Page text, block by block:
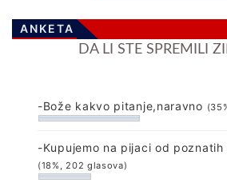
ANKETA
DA LI STE SPREMILI
-Bože kakvo pitanje,naravno
-Kupujemo na pijaci od poznatih
(18%, 202 glasova)